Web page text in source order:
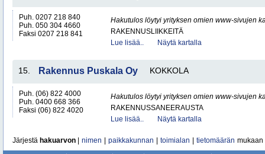
Puh. 0207 218 840
Puh. 050 304 4660
Faksi 0207 218 841
Hakutulos löytyi yrityksen omien www-sivujen
RAKENNUSLIIKKEITÄ
Lue lisää..
Näytä kartalla
15. Rakennus Puskala Oy KOKKOLA
Puh. (06) 822 4000
Puh. 0400 668 366
Faksi (06) 822 4020
Hakutulos löytyi yrityksen omien www-sivujen
RAKENNUSSANEERAUSTA
Lue lisää..
Näytä kartalla
Järjestä hakuarvon nimen paikkakunnan toimialan tietomäärän mukaan